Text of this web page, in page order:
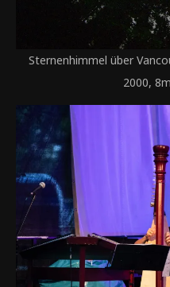
Sternenhimmel über
2000,